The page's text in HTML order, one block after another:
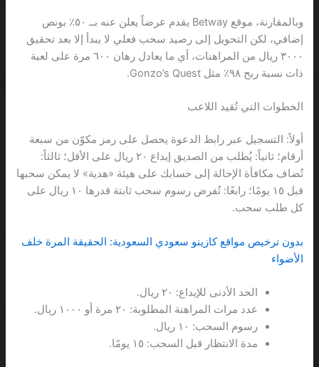
وبالمقارنة، موقع Betway يقدم عرضاً يعلن عنه بــ ٥٠٪ بونص
إضافي، لكن التحويل إلى رصيد سحب فعلي لا يبدأ إلا بعد تحقيق
٣٠٠٠ ريال من المراهنات، أي ما يعادل رهان ٦٠٠ مرة على لعبة
ذات نسبة ربح ٩٨٪ مثل Gonzo’s Quest.
الخطوات التي تُقيد اللاعب
أولاً: التسجيل عبر رابط الدعوة يحصل على رمز مكوّن من سبعة
أرقام؛ ثانياً: يُطلب من الصديق إيداع ٢٠ ريال على الأقل؛ ثالثاً:
تُضاف مكافأة الإحالة إلى حسابك على هيئة «هدية» لا يمكن سحبها
قبل ١٥ يومًا؛ رابعًا: تُفرض رسوم سحب ثابتة قدرها ١٠ ريال على
كل طلب سحب.
بدون ترخيص مواقع كازينو سعودي السعودية: الحقيقة المرة خلف
الأضواء
الحد الأدنى للإيداع: ٢٠ ريال.
عدد مرات المراهنة المطلوبة: ٢٠ مرة أو ١٠٠٠ ريال.
رسوم السحب: ١٠ ريال.
مدة الانتظار قبل السحب: ١٥ يومًا.